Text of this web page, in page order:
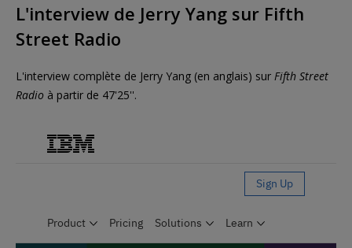
L'interview de Jerry Yang sur Fifth
Street Radio
L'interview complète de Jerry Yang (en anglais) sur Fifth Street
Radio à partir de 47'25''.